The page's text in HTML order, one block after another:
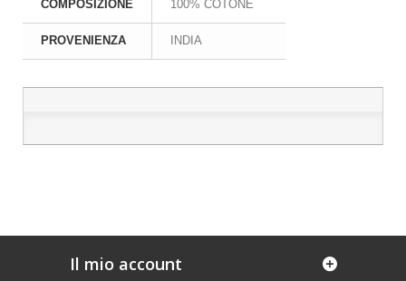
COMPOSIZIONE 100% COTONE
PROVENIENZA INDIA
Il mio account